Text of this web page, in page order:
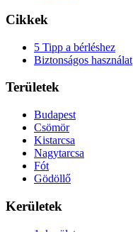
Cikkek
5 Tipp a bérléshez
Biztonságos használat
Területek
Budapest
Csömör
Kistarcsa
Nagytarcsa
Fót
Gödöllő
Kerületek